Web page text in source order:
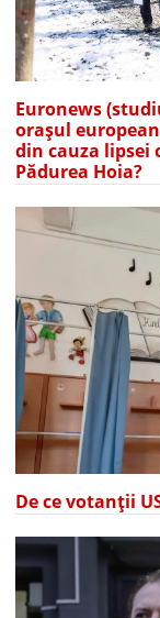
Euronews
orașul
din cauza lipsei
Pădurea Hoia?
De ce votanții